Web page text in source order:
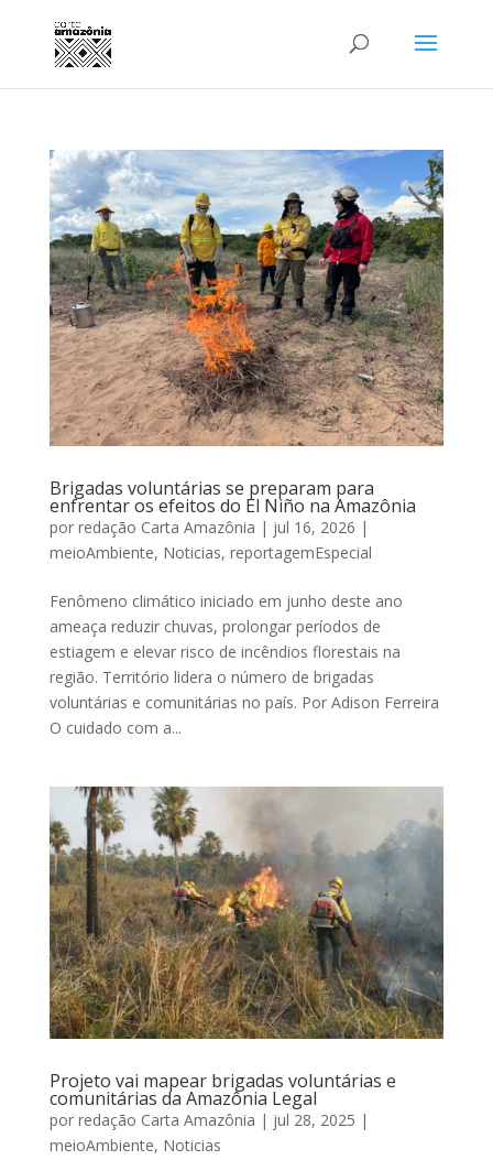
Brigadas voluntárias se preparam para
enfrentar os efeitos do El Niño na Amazônia
por redação Carta Amazônia | jul 16, 2026 |
meioAmbiente, Noticias, reportagemEspecial
Fenômeno climático iniciado em junho deste ano
ameaça reduzir chuvas, prolongar períodos de
estiagem e elevar risco de incêndios florestais na
região. Território lidera o número de brigadas
voluntárias e comunitárias no país. Por Adison Ferreira
O cuidado com a...
Projeto vai mapear brigadas voluntárias e
comunitárias da Amazônia Legal
por redação Carta Amazônia | jul 28, 2025 |
meioAmbiente, Noticias